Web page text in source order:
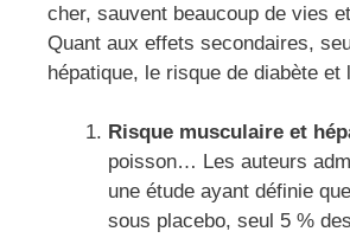
cher, sauvent beaucoup de vies
Quant aux effets secondaires,
hépatique, le risque de diabète
Risque musculaire et
poisson… Les auteurs
une étude ayant définie
sous placebo, seul 5 %